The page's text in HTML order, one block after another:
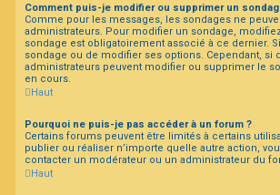
Comment puis-je modifier ou supprimer un
Comme pour les messages, les sondages ne
administrateurs. Pour modifier un sondage,
sondage est obligatoirement associé à ce dernier.
sondage ou de modifier ses options. Cependant,
administrateurs peuvent modifier ou supprimer le
en cours.
Haut
Pourquoi ne puis-je pas accéder à un forum ?
Certains forums peuvent être limités à certains
publier ou réaliser n’importe quelle autre action,
contacter un modérateur ou un administrateur du
Haut